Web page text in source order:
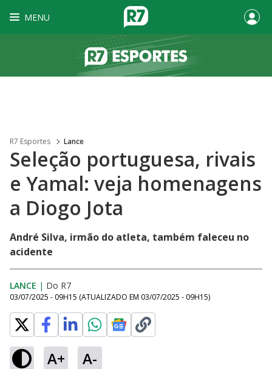
MENU
R7 Esportes Lance
Seleção portuguesa, rivais
e Yamal: veja homenagens
a Diogo Jota
André Silva, irmão do atleta, também faleceu no
acidente
LANCE | Do R7
03/07/2025 - 09H15 (ATUALIZADO EM 03/07/2025 - 09H15)
A+ A-